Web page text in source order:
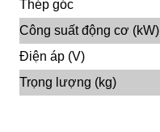
Thép góc
Công suất động cơ (kW)
Điện áp (V)
Trọng lượng (kg)